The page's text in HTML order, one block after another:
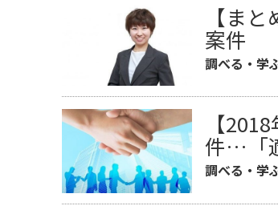
【ま
案件
調べる・学
【
件…「
調べる・学